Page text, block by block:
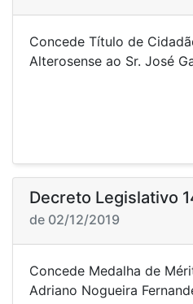
Concede Título de
Alterosense ao Sr. José
Decreto Legislativo
de 02/12/2019
Concede Medalha de
Adriano